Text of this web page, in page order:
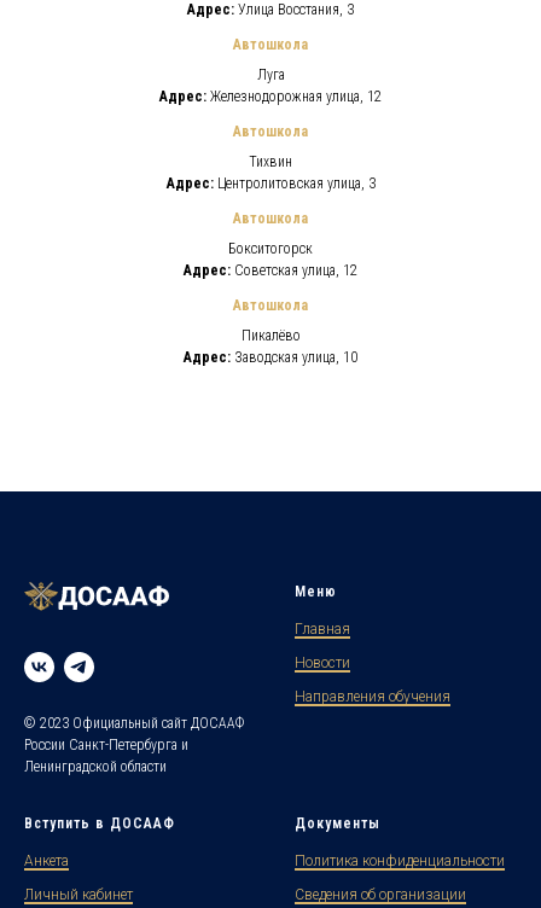
Адрес: Улица Восстания, 3
Автошкола
Луга
Адрес: Железнодорожная улица, 12
Автошкола
Тихвин
Адрес: Центролитовская улица, 3
Автошкола
Бокситогорск
Адрес: Советская улица, 12
Автошкола
Пикалёво
Адрес: Заводская улица, 10
© 2023 Официальный сайт ДОСААФ
России Санкт-Петербурга и
Ленинградской области
Меню
Главная
Новости
Направления обучения
Вступить в ДОСААФ
Анкета
Личный кабинет
Документы
Политика конфиденциальности
Сведения об организации